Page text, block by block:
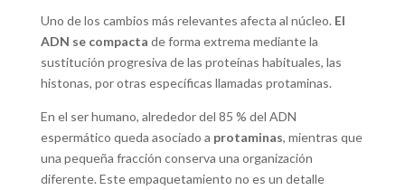
Uno de los cambios más relevantes afecta al núcleo. El
ADN se compacta de forma extrema mediante la
sustitución progresiva de las proteínas habituales, las
histonas, por otras específicas llamadas protaminas.
En el ser humano, alrededor del 85 % del ADN
espermático queda asociado a protaminas, mientras que
una pequeña fracción conserva una organización
diferente. Este empaquetamiento no es un detalle